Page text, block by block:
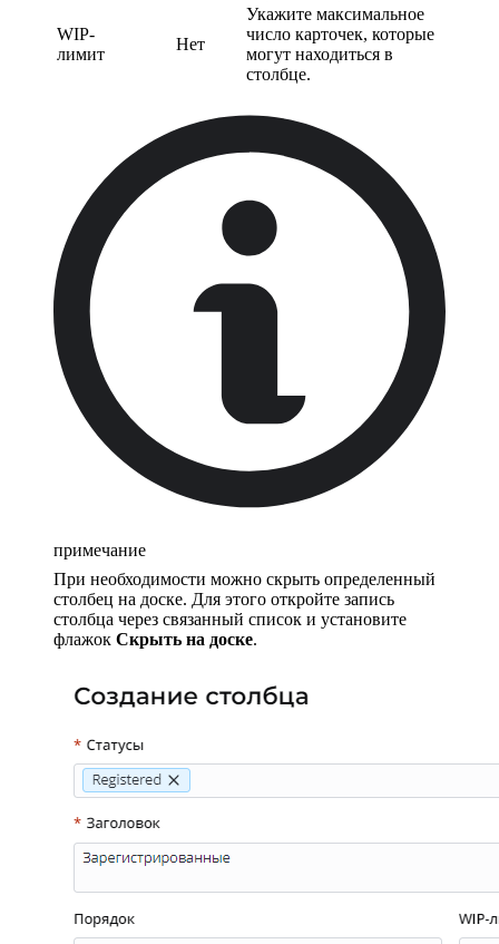
WIP-
лимит
Нет
Укажите максимальное
число карточек, которые
могут находиться в
столбце.
примечание
При необходимости можно скрыть определенный
столбец на доске. Для этого откройте запись
столбца через связанный список и установите
флажок Скрыть на доске.